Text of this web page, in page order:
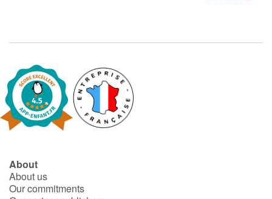
About
About us
Our commitments